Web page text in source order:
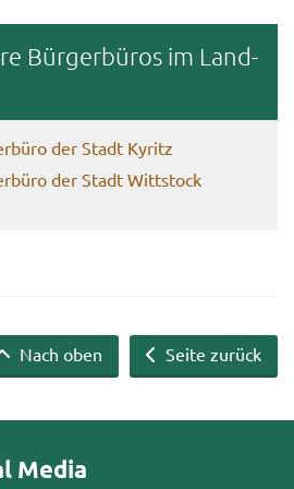
Bür­ger­bü­ros im Land­
der Stadt Ky­ritz
der Stadt Witt­stock
Seite zurück
Nach oben
Media